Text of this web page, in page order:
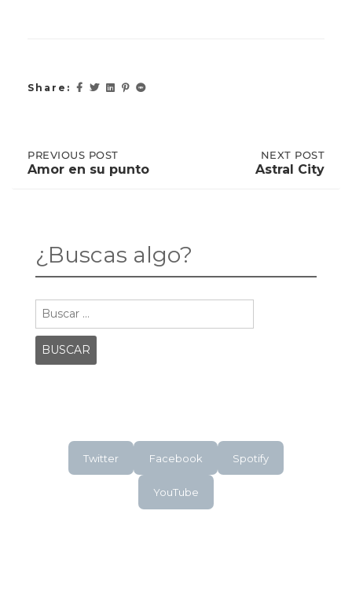
Share:
Post
PREVIOUS
POST:
PREVIOUS POST
Amor en su punto
NEXT POST
Astral City
¿Buscas algo?
Twitter Facebook Spotify
YouTube